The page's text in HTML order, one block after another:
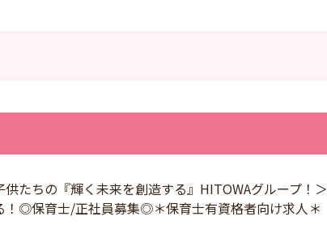
たちの『輝く未来を創造する』HITOWAグループ！＞
！◎保育士/正社員募集◎＊保育士有資格者向け求人＊